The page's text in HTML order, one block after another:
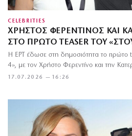
CELEBRITIES
ΧΡΉΣΤΟΣ ΦΕΡΕΝΤΊΝΟΣ ΚΑΙ
ΣΤΟ ΠΡΏΤΟ TEASER ΤΟΥ
17.07.2026 — 16:26
Η ΕΡΤ έδωσε στη δημοσιότητα το πρώτο
4», με τον Χρήστο Φερεντίνο και την